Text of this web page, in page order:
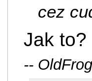
cez
Jak to?
--